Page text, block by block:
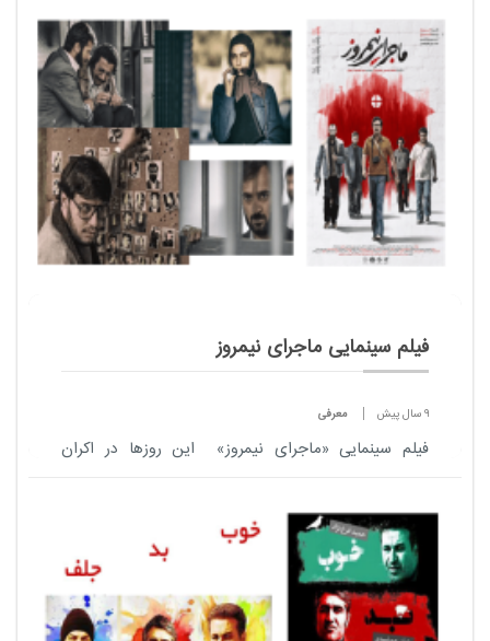
جدیدترین کار همایون اسعدیان با سوژه ای اجتماعی که
فیلمنامه ا...
فیلم سینمایی ماجرای نیمروز
9 سال پیش معرفی
فیلم سینمایی «ماجرای نیمروز» این روزها در اکران